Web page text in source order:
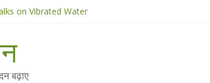
on Vibrated Water
@ 2025 for Sahaj Krishi Promotions
Ki Or Abhiyaan - 2025-26
बढ़ाए